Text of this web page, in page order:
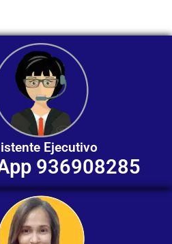
Ejecutivo
936908285